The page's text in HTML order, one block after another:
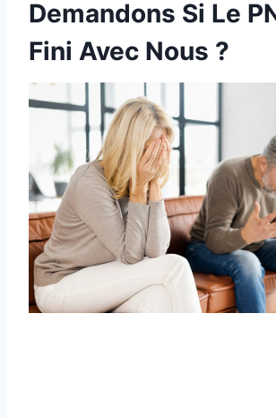
Demandons Si Le
Fini Avec Nous ?